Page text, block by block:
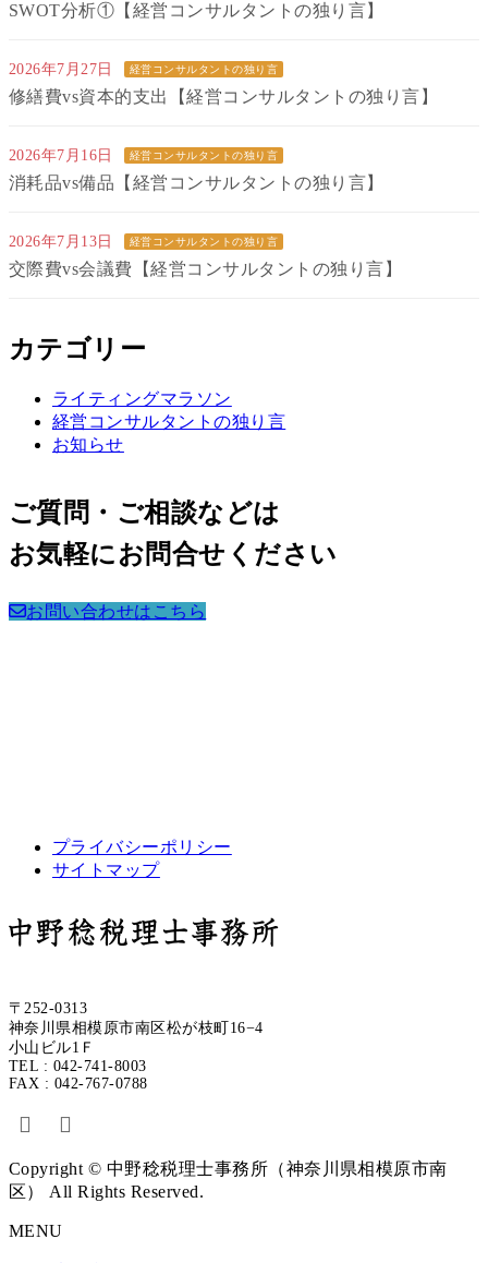
SWOT分析①【経営コンサルタントの独り言】
2026年7月27日 経営コンサルタントの独り言
修繕費vs資本的支出【経営コンサルタントの独り言】
2026年7月16日 経営コンサルタントの独り言
消耗品vs備品【経営コンサルタントの独り言】
2026年7月13日 経営コンサルタントの独り言
交際費vs会議費【経営コンサルタントの独り言】
カテゴリー
ライティングマラソン
経営コンサルタントの独り言
お知らせ
ご質問・ご相談などは
お気軽にお問合せください
お問い合わせはこちら
プライバシーポリシー
サイトマップ
〒252-0313
神奈川県相模原市南区松が枝町16−4
小山ビル1Ｆ
TEL : 042-741-8003
FAX : 042-767-0788
Copyright © 中野稔税理士事務所（神奈川県相模原市南
区） All Rights Reserved.
MENU